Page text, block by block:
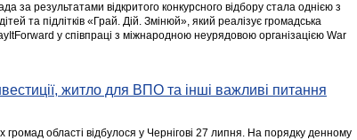
за результатами відкритого конкурсного відбору стала однією з
та підлітків «Грай. Дій. Змінюй», який реалізує громадська
у співпраці з міжнародною неурядовою організацією War
житло для ВПО та інші важливі питання
громад області відбулося у Чернігові 27 липня. На порядку денному